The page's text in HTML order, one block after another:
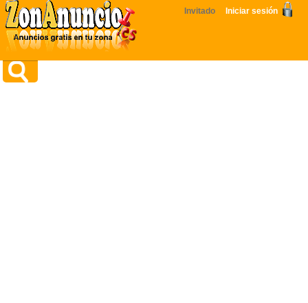
Invitado Iniciar sesión